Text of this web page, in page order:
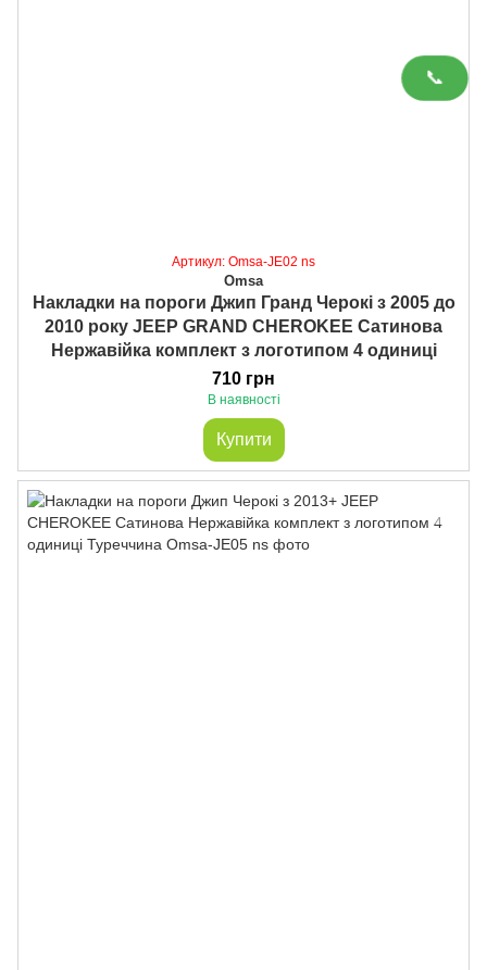
📞
Артикул: Omsa-JE02 ns
Omsa
Накладки на пороги Джип Гранд Черокі з 2005 до
2010 року JEEP GRAND CHEROKEE Сатинова
Нержавійка комплект з логотипом 4 одиниці
710 грн
В наявності
Купити